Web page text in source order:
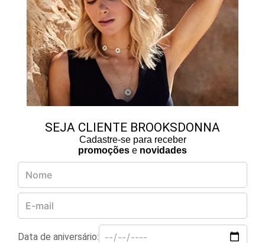
SEJA CLIENTE BROOKSDONNA
Cadastre-se para receber
promoções e novidades
Data de aniversário: